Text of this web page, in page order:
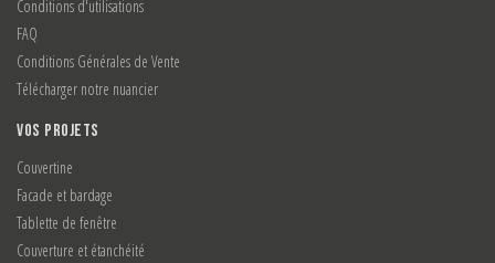
Conditions d'utilisations
FAQ
Conditions Générales de Vente
Télécharger notre nuancier
VOS PROJETS
Couvertine
Facade et bardage
Tablette de fenêtre
Couverture et étanchéité